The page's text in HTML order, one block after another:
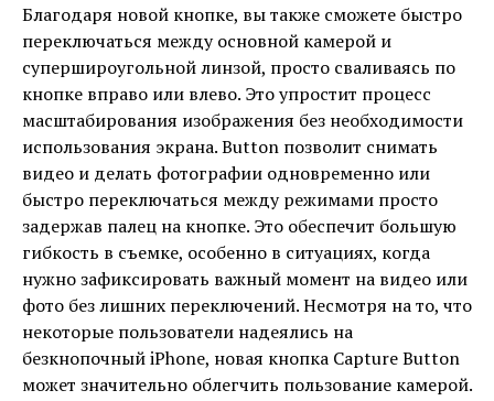
Благодаря новой кнопке, вы также сможете быстро
переключаться между основной камерой и
супершироугольной линзой, просто сваливаясь по
кнопке вправо или влево. Это упростит процесс
масштабирования изображения без необходимости
использования экрана. Button позволит снимать
видео и делать фотографии одновременно или
быстро переключаться между режимами просто
задержав палец на кнопке. Это обеспечит большую
гибкость в съемке, особенно в ситуациях, когда
нужно зафиксировать важный момент на видео или
фото без лишних переключений. Несмотря на то, что
некоторые пользователи надеялись на
безкнопочный iPhone, новая кнопка Capture Button
может значительно облегчить пользование камерой.